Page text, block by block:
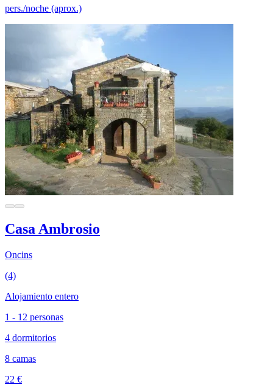
pers./noche (aprox.)
Casa Ambrosio
Oncins
(4)
Alojamiento entero
1 - 12 personas
4 dormitorios
8 camas
22 €